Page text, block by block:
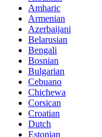
Amharic
Armenian
Azerbaijani
Belarusian
Bengali
Bosnian
Bulgarian
Cebuano
Chichewa
Corsican
Croatian
Dutch
Estonian